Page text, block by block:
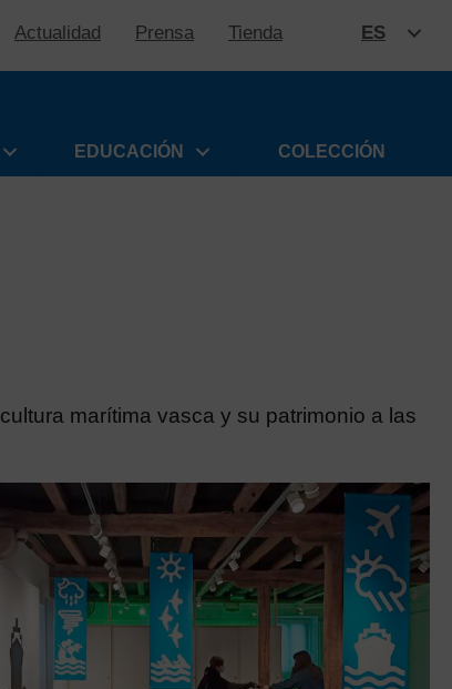
Actualidad Prensa Tienda ES
EDUCACIÓN COLECCIÓN
marítima vasca y su patrimonio a las